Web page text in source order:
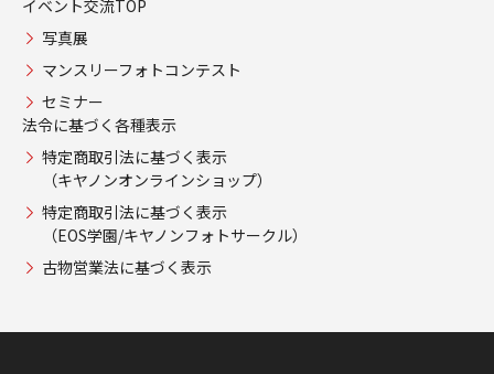
イベント交流TOP
写真展
マンスリーフォトコンテスト
セミナー
法令に基づく各種表示
特定商取引法に基づく表示
（キヤノンオンラインショップ）
特定商取引法に基づく表示
（EOS学園/キヤノンフォトサークル）
古物営業法に基づく表示